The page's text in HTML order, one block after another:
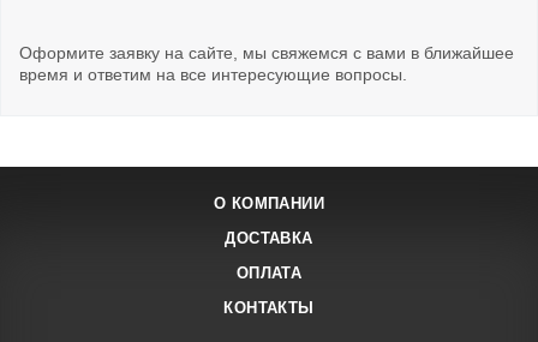
Оформите заявку на сайте, мы свяжемся с вами в ближайшее
время и ответим на все интересующие вопросы.
О КОМПАНИИ
ДОСТАВКА
ОПЛАТА
КОНТАКТЫ